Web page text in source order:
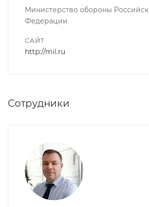
Министерство обороны
Федерации
САЙТ
http://mil.ru
Сотрудники